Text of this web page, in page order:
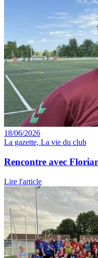
18/06/2026
La gazette, La vie du club
Rencontre avec
Lire l'article